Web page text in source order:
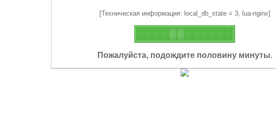
[Техническая информация: local_db_state = 3, lua-nginx]
Пожалуйста, подождите половину минуты.